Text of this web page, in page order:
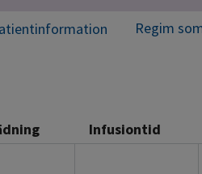
Regim
Infusiontid